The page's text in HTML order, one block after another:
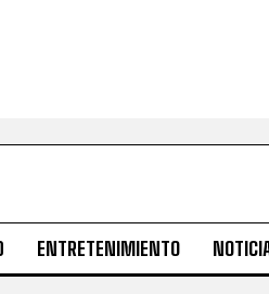
ENTRETENIMIENTO